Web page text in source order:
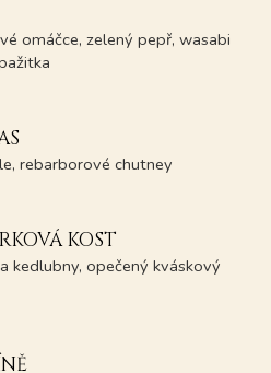
omáčce, zelený pepř, wasabi
rebarborové chutney
KOST
kedlubny, opečený kváskový